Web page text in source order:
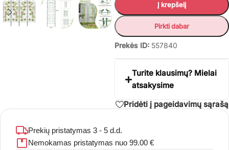
Į krepšelį
Pirkti dabar
Prekės ID: 557840
Turite klausimų? Mielai
atsakysime
Pridėti į pageidavimų sąrašą
Prekių pristatymas 3 - 5 d.d.
Nemokamas pristatymas nuo 99.00 €